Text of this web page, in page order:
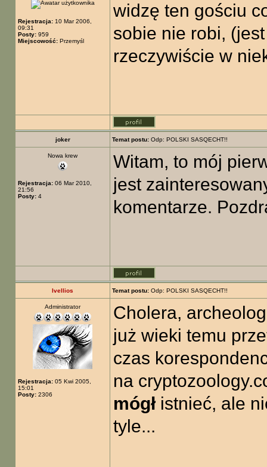
Rejestracja: 10 Mar 2006,
09:31
Posty: 959
Miejscowość: Przemyśl
widzę ten gościu
sobie nie robi,
rzeczywiście w
joker Temat postu: Odp: POLSKI SASQECHT!!
Nowa krew
Rejestracja: 06 Mar 2010,
21:56
Posty: 4
Witam, to mój
jest
komentarze.
Ivellios Temat postu: Odp: POLSKI SASQECHT!!
Administrator
Rejestracja: 05 Kwi 2005,
15:01
Posty: 2306
Cholera,
już wieki temu
czas
na
mógł istnieć, ale
tyle...